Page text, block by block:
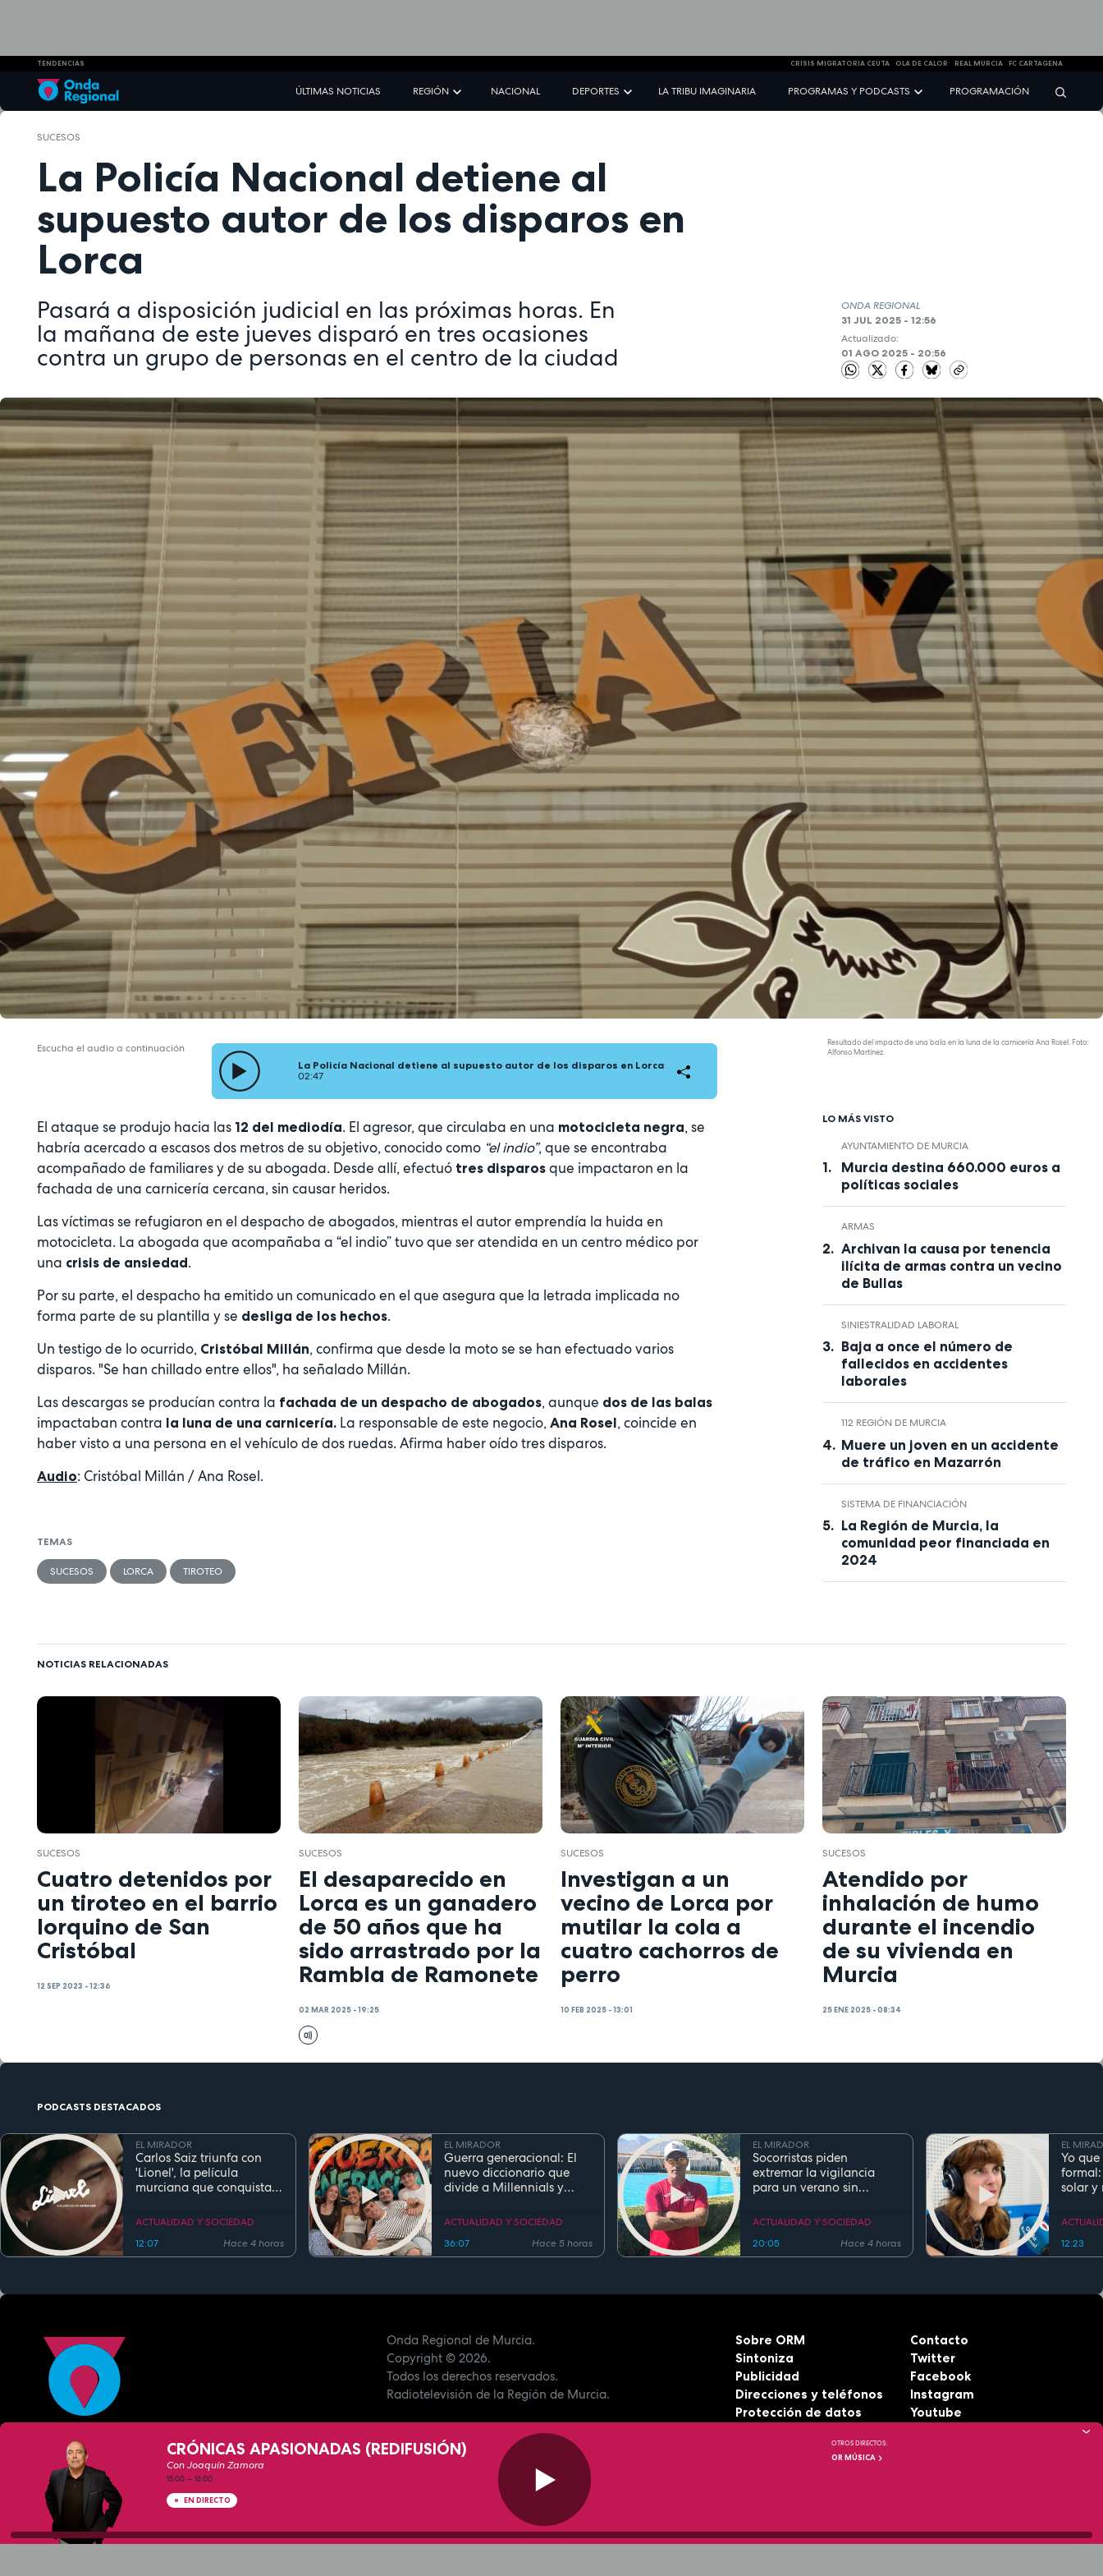
TENDENCIAS CRISIS MIGRATORIA CEUTA OLA DE CALOR REAL MURCIA FC CARTAGENA
ÚLTIMAS NOTICIAS REGIÓN NACIONAL DEPORTES LA TRIBU IMAGINARIA PROGRAMAS Y PODCASTS PROGRAMACIÓN
SUCESOS
La Policía Nacional detiene al
supuesto autor de los disparos en
Lorca
Pasará a disposición judicial en las próximas horas. En
la mañana de este jueves disparó en tres ocasiones
contra un grupo de personas en el centro de la ciudad
ONDA REGIONAL
31 JUL 2025 - 12:56
Actualizado:
01 AGO 2025 - 20:56
Resultado del impacto de una bala en la luna de la carnicería Ana Rosel. Foto:
Alfonso Martínez.
Escucha el audio a continuación
La Policía Nacional detiene al supuesto autor de los disparos en Lorca
02:47
El ataque se produjo hacia las 12 del mediodía. El agresor, que circulaba en una motocicleta negra, se
habría acercado a escasos dos metros de su objetivo, conocido como “el indio”, que se encontraba
acompañado de familiares y de su abogada. Desde allí, efectuó tres disparos que impactaron en la
fachada de una carnicería cercana, sin causar heridos.
Las víctimas se refugiaron en el despacho de abogados, mientras el autor emprendía la huida en
motocicleta. La abogada que acompañaba a “el indio” tuvo que ser atendida en un centro médico por
una crisis de ansiedad.
Por su parte, el despacho ha emitido un comunicado en el que asegura que la letrada implicada no
forma parte de su plantilla y se desliga de los hechos.
Un testigo de lo ocurrido, Cristóbal Millán, confirma que desde la moto se se han efectuado varios
disparos. "Se han chillado entre ellos", ha señalado Millán.
Las descargas se producían contra la fachada de un despacho de abogados, aunque dos de las balas
impactaban contra la luna de una carnicería. La responsable de este negocio, Ana Rosel, coincide en
haber visto a una persona en el vehículo de dos ruedas. Afirma haber oído tres disparos.
Audio: Cristóbal Millán / Ana Rosel.
TEMAS
SUCESOS LORCA TIROTEO
LO MÁS VISTO
AYUNTAMIENTO DE MURCIA
Murcia destina 660.000 euros a
políticas sociales
ARMAS
Archivan la causa por tenencia
ilícita de armas contra un vecino
de Bullas
SINIESTRALIDAD LABORAL
Baja a once el número de
fallecidos en accidentes
laborales
112 REGIÓN DE MURCIA
Muere un joven en un accidente
de tráfico en Mazarrón
SISTEMA DE FINANCIACIÓN
La Región de Murcia, la
comunidad peor financiada en
2024
NOTICIAS RELACIONADAS
SUCESOS
Cuatro detenidos por
un tiroteo en el barrio
lorquino de San
Cristóbal
12 SEP 2023 - 12:36
SUCESOS
El desaparecido en
Lorca es un ganadero
de 50 años que ha
sido arrastrado por la
Rambla de Ramonete
02 MAR 2025 - 19:25
SUCESOS
Investigan a un
vecino de Lorca por
mutilar la cola a
cuatro cachorros de
perro
10 FEB 2025 - 13:01
SUCESOS
Atendido por
inhalación de humo
durante el incendio
de su vivienda en
Murcia
25 ENE 2025 - 08:34
PODCASTS DESTACADOS
EL MIRADOR
Carlos Saiz triunfa con
'Lionel', la película
murciana que conquista
estreno
ACTUALIDAD Y SOCIEDAD
12:07
Hace 4 horas
EL MIRADOR
Guerra generacional: El
nuevo diccionario que
divide a Millennials y
ACTUALIDAD Y SOCIEDAD
36:07
Hace 5 horas
EL MIRADOR
Socorristas piden
extremar la vigilancia
para un verano sin
regla de los 5 segundos
ACTUALIDAD Y SOCIEDAD
20:05
Hace 4 horas
EL
Yo
solar y
12:23
Onda Regional de Murcia.
Copyright© 2026.
Todos los derechos reservados.
Radiotelevisión de la Región de Murcia.
Sobre ORM
Sintoniza
Publicidad
Direcciones y teléfonos
Protección de datos
Contacto
Twitter
Facebook
Instagram
Youtube
CRÓNICAS APASIONADAS (REDIFUSIÓN)
Con Joaquín Zamora
15:00—16:00
EN DIRECTO
OTROS DIRECTOS:
OR MÚSICA